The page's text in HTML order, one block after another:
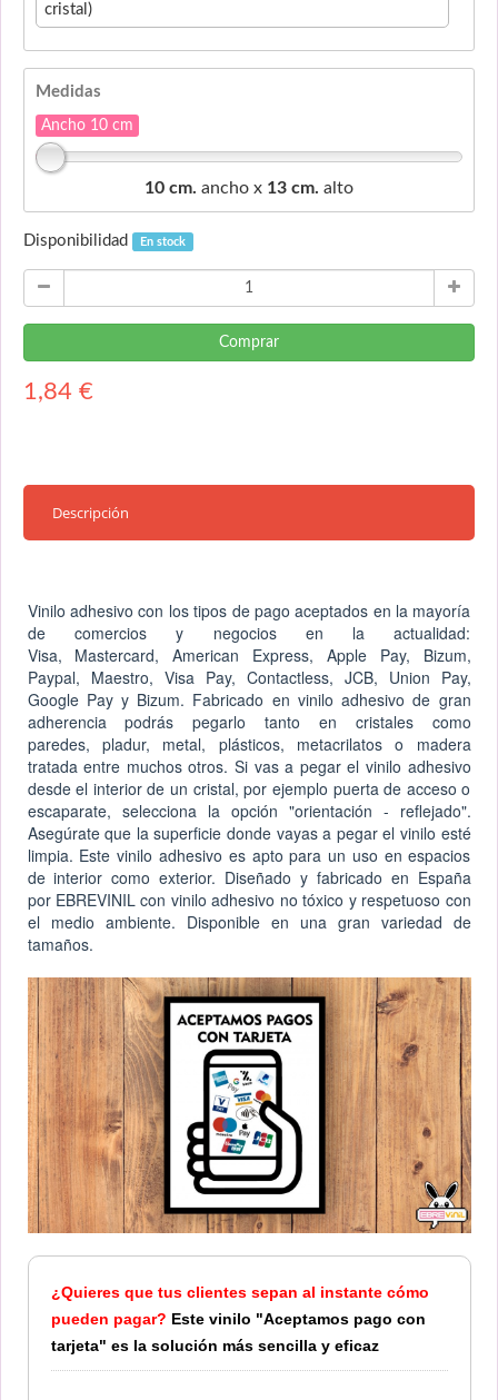
cristal)
Medidas
Ancho 10 cm
10 cm. ancho x 13 cm. alto
Disponibilidad En stock
Comprar
1,84 €
Descripción
Vinilo adhesivo con los tipos de pago aceptados en la mayoría
de comercios y negocios en la actualidad:
Visa, Mastercard, American Express, Apple Pay, Bizum,
Paypal, Maestro, Visa Pay, Contactless, JCB, Union Pay,
Google Pay y Bizum. Fabricado en vinilo adhesivo de gran
adherencia podrás pegarlo tanto en cristales como
paredes, pladur, metal, plásticos, metacrilatos o madera
tratada entre muchos otros. Si vas a pegar el vinilo adhesivo
desde el interior de un cristal, por ejemplo puerta de acceso o
escaparate, selecciona la opción "orientación - reflejado".
Asegúrate que la superficie donde vayas a pegar el vinilo esté
limpia. Este vinilo adhesivo es apto para un uso en espacios
de interior como exterior. Diseñado y fabricado en España
por EBREVINIL con vinilo adhesivo no tóxico y respetuoso con
el medio ambiente. Disponible en una gran variedad de
tamaños.
¿Quieres que tus clientes sepan al instante cómo
pueden pagar? Este vinilo "Aceptamos pago con
tarjeta" es la solución más sencilla y eficaz